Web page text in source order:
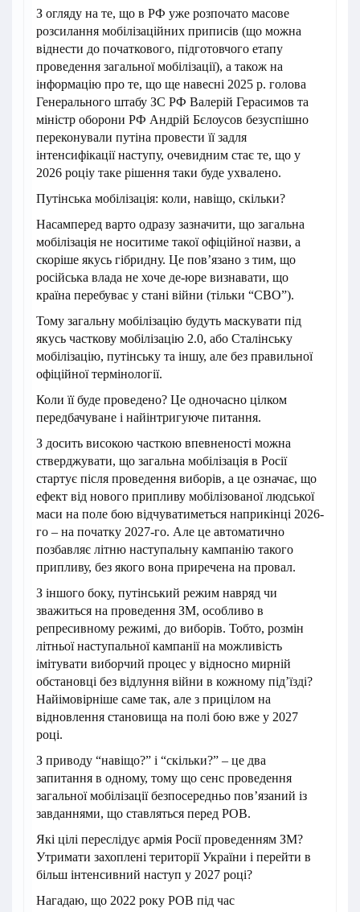
З огляду на те, що в РФ уже розпочато масове
розсилання мобілізаційних приписів (що можна
віднести до початкового, підготовчого етапу
проведення загальної мобілізації), а також на
інформацію про те, що ще навесні 2025 р. голова
Генерального штабу ЗС РФ Валерій Герасимов та
міністр оборони РФ Андрій Бєлоусов безуспішно
переконували путіна провести її задля
інтенсифікації наступу, очевидним стає те, що у
2026 роціу таке рішення таки буде ухвалено.
Путінська мобілізація: коли, навіщо, скільки?
Насамперед варто одразу зазначити, що загальна
мобілізація не носитиме такої офіційної назви, а
скоріше якусь гібридну. Це пов’язано з тим, що
російська влада не хоче де-юре визнавати, що
країна перебуває у стані війни (тільки “СВО”).
Тому загальну мобілізацію будуть маскувати під
якусь часткову мобілізацію 2.0, або Сталінську
мобілізацію, путінську та іншу, але без правильної
офіційної термінології.
Коли її буде проведено? Це одночасно цілком
передбачуване і найінтригуюче питання.
З досить високою часткою впевненості можна
стверджувати, що загальна мобілізація в Росії
стартує після проведення виборів, а це означає, що
ефект від нового припливу мобілізованої людської
маси на поле бою відчуватиметься наприкінці 2026-
го – на початку 2027-го. Але це автоматично
позбавляє літню наступальну кампанію такого
припливу, без якого вона приречена на провал.
З іншого боку, путінський режим навряд чи
зважиться на проведення ЗМ, особливо в
репресивному режимі, до виборів. Тобто, розмін
літньої наступальної кампанії на можливість
імітувати виборчий процес у відносно мирній
обстановці без відлуння війни в кожному під’їзді?
Найімовірніше саме так, але з прицілом на
відновлення становища на полі бою вже у 2027
році.
З приводу “навіщо?” і “скільки?” – це два
запитання в одному, тому що сенс проведення
загальної мобілізації безпосередньо пов’язаний із
завданнями, що ставляться перед РОВ.
Які цілі переслідує армія Росії проведенням ЗМ?
Утримати захоплені території України і перейти в
більш інтенсивний наступ у 2027 році?
Нагадаю, що 2022 року РОВ під час